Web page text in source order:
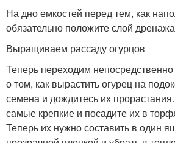
На дно емкостей перед тем, как
обязательно положите слой
Выращиваем рассаду огурцов
Теперь переходим непосредственно
о том, как вырастить огурец на
семена и дождитесь их
самые крепкие и посадите их в
Теперь их нужно составить в один